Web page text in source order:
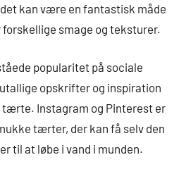
kan være en fantastisk måde
smage og teksturer.
popularitet på sociale
opskrifter og inspiration
Instagram og Pinterest er
tærter, der kan få selv den
til at løbe i vand i munden.